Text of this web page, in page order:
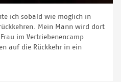
ich sobald wie möglich in
Mein Mann wird dort
im Vertriebenencamp
auf die Rückkehr in ein